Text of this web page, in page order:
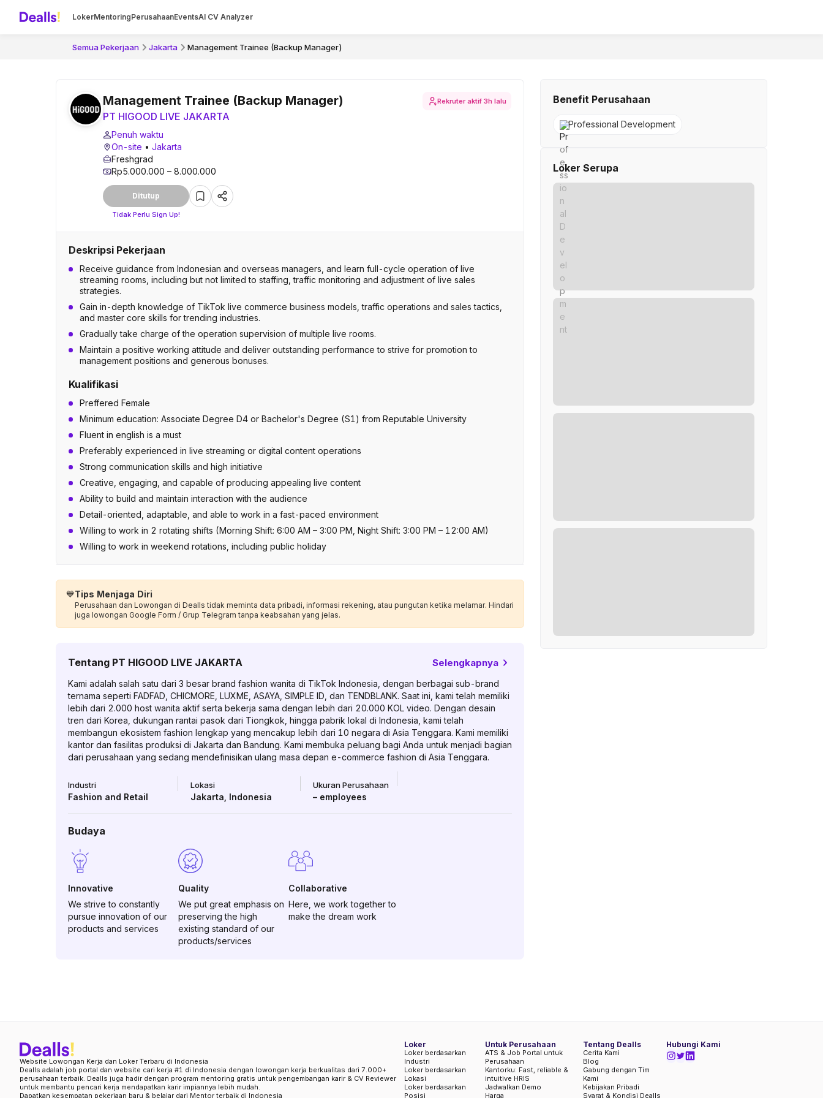
LokerMentoringPerusahaanEventsAI CV Analyzer
Semua Pekerjaan Jakarta Management Trainee (Backup Manager)
Management Trainee (Backup Manager)
PT HIGOOD LIVE JAKARTA
Penuh waktu
On-site • Jakarta
Freshgrad
Rp5.000.000 – 8.000.000
Ditutup
Tidak Perlu Sign Up!
Rekruter aktif 3h lalu
Deskripsi Pekerjaan
Receive guidance from Indonesian and overseas managers, and learn full-cycle operation of live
streaming rooms, including but not limited to staffing, traffic monitoring and adjustment of live sales
strategies.
Gain in-depth knowledge of TikTok live commerce business models, traffic operations and sales tactics,
and master core skills for trending industries.
Gradually take charge of the operation supervision of multiple live rooms.
Maintain a positive working attitude and deliver outstanding performance to strive for promotion to
management positions and generous bonuses.
Kualifikasi
Preffered Female
Minimum education: Associate Degree D4 or Bachelor's Degree (S1) from Reputable University
Fluent in english is a must
Preferably experienced in live streaming or digital content operations
Strong communication skills and high initiative
Creative, engaging, and capable of producing appealing live content
Ability to build and maintain interaction with the audience
Detail-oriented, adaptable, and able to work in a fast-paced environment
Willing to work in 2 rotating shifts (Morning Shift: 6:00 AM – 3:00 PM, Night Shift: 3:00 PM – 12:00 AM)
Willing to work in weekend rotations, including public holiday
💙Tips Menjaga Diri
Perusahaan dan Lowongan di Dealls tidak meminta data pribadi, informasi rekening, atau pungutan ketika melamar. Hindari
juga lowongan Google Form / Grup Telegram tanpa keabsahan yang jelas.
Tentang PT HIGOOD LIVE JAKARTA Selengkapnya
Kami adalah salah satu dari 3 besar brand fashion wanita di TikTok Indonesia, dengan berbagai sub-brand
ternama seperti FADFAD, CHICMORE, LUXME, ASAYA, SIMPLE ID, dan TENDBLANK. Saat ini, kami telah memiliki
lebih dari 2.000 host wanita aktif serta bekerja sama dengan lebih dari 20.000 KOL video. Dengan desain
tren dari Korea, dukungan rantai pasok dari Tiongkok, hingga pabrik lokal di Indonesia, kami telah
membangun ekosistem fashion lengkap yang mencakup lebih dari 10 negara di Asia Tenggara. Kami memiliki
kantor dan fasilitas produksi di Jakarta dan Bandung. Kami membuka peluang bagi Anda untuk menjadi bagian
dari perusahaan yang sedang mendefinisikan ulang masa depan e-commerce fashion di Asia Tenggara.
Industri
Fashion and Retail
Lokasi
Jakarta Indonesia
Ukuran Perusahaan
– employees
Budaya
Innovative
We strive to constantly
pursue innovation of our
products and services
Quality
We put great emphasis on
preserving the high
existing standard of our
products/services
Collaborative
Here, we work together to
make the dream work
Benefit Perusahaan
Professional Development
Loker Serupa
Website Lowongan Kerja dan Loker Terbaru di Indonesia
Dealls adalah job portal dan website cari kerja #1 di Indonesia dengan lowongan kerja berkualitas dari 7.000+
perusahaan terbaik. Dealls juga hadir dengan program mentoring gratis untuk pengembangan karir & CV Reviewer
untuk membantu pencari kerja mendapatkan karir impiannya lebih mudah.
Dapatkan kesempatan pekerjaan baru & belajar dari Mentor terbaik di Indonesia
Loker
Loker berdasarkan
Industri
Loker berdasarkan
Lokasi
Loker berdasarkan
Posisi
Untuk Perusahaan
ATS & Job Portal untuk
Perusahaan
Kantorku: Fast, reliable &
intuitive HRIS
Jadwalkan Demo
Harga
Hubungi Kami
Tentang Dealls
Cerita Kami
Blog
Gabung dengan Tim
Kami
Kebijakan Pribadi
Syarat & Kondisi Dealls